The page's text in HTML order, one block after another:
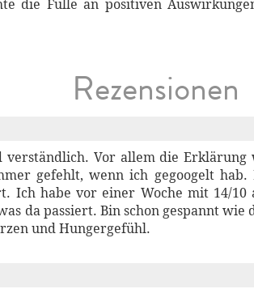
die Fülle an positiven
Rezensionen
verständlich. Vor allem die
gefehlt, wenn ich gegoogelt
Ich habe vor einer Woche mit 14/
da passiert. Bin schon gespannt
und Hungergefühl.